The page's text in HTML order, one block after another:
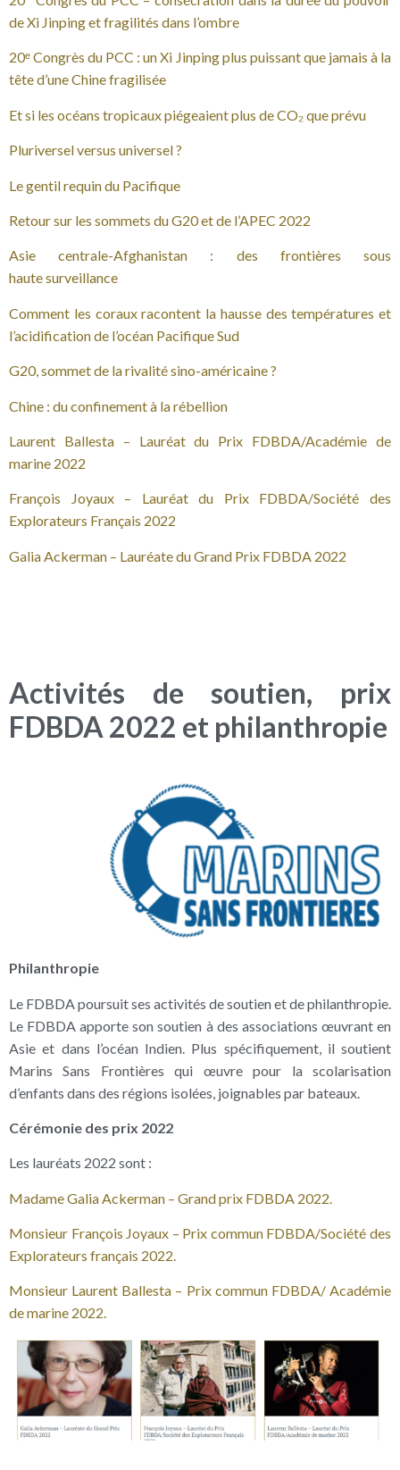
de Xi Jinping et fragilités dans l’ombre
20ᵉ Congrès du PCC : un Xi Jinping plus puissant que jamais à la
tête d’une Chine fragilisée
Et si les océans tropicaux piégeaient plus de CO₂ que prévu
Pluriversel versus universel ?
Le gentil requin du Pacifique
Retour sur les sommets du G20 et de l’APEC 2022
Asie centrale-Afghanistan : des frontières sous
haute surveillance
Comment les coraux racontent la hausse des températures et
l’acidification de l’océan Pacifique Sud
G20, sommet de la rivalité sino-américaine ?
Chine : du confinement à la rébellion
Laurent Ballesta – Lauréat du Prix FDBDA/Académie de
marine 2022
François Joyaux – Lauréat du Prix FDBDA/Société des
Explorateurs Français 2022
Galia Ackerman – Lauréate du Grand Prix FDBDA 2022
Activités de soutien, prix
FDBDA 2022 et philanthropie
Philanthropie
Le FDBDA poursuit ses activités de soutien et de philanthropie.
Le FDBDA apporte son soutien à des associations œuvrant en
Asie et dans l’océan Indien. Plus spécifiquement, il soutient
Marins Sans Frontières qui œuvre pour la scolarisation
d’enfants dans des régions isolées, joignables par bateaux.
Cérémonie des prix 2022
Les lauréats 2022 sont :
Madame Galia Ackerman – Grand prix FDBDA 2022.
Monsieur François Joyaux – Prix commun FDBDA/Société des
Explorateurs français 2022.
Monsieur Laurent Ballesta – Prix commun FDBDA/ Académie
de marine 2022.